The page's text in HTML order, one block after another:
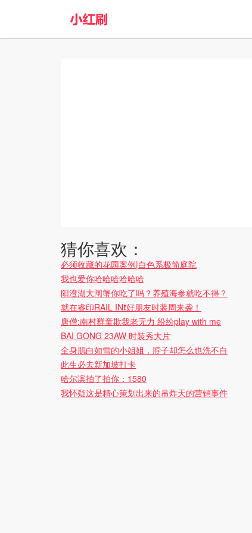
猜你喜欢：
必须收藏的花园案例|白色系极简庭院
我也爱你哈哈哈哈哈哈
阳澄湖大闸蟹你吃了吗？养殖海参就吃不得？
就在睿印RAIL IN❗️好朋友时装周来袭！
唐僧:南村群童欺我老无力 纷纷play with me
BAI GONG 23AW 时装秀大片
全身肌白如雪的小姐姐，脖子却怎么也洗不白
此生必去新加坡打卡
哈尔滨拍了拍你：1580
我怀疑这是精心策划出来的吊炸天的营销事件